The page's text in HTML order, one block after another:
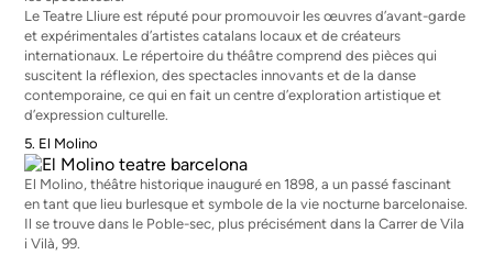
Le Teatre Lliure est réputé pour promouvoir les œuvres d’avant-garde
et expérimentales d’artistes catalans locaux et de créateurs
internationaux. Le répertoire du théâtre comprend des pièces qui
suscitent la réflexion, des spectacles innovants et de la danse
contemporaine, ce qui en fait un centre d’exploration artistique et
d’expression culturelle.
5. El Molino
El Molino, théâtre historique inauguré en 1898, a un passé fascinant
en tant que lieu burlesque et symbole de la vie nocturne barcelonaise.
Il se trouve dans le Poble-sec, plus précisément dans la Carrer de Vila
i Vilà, 99.